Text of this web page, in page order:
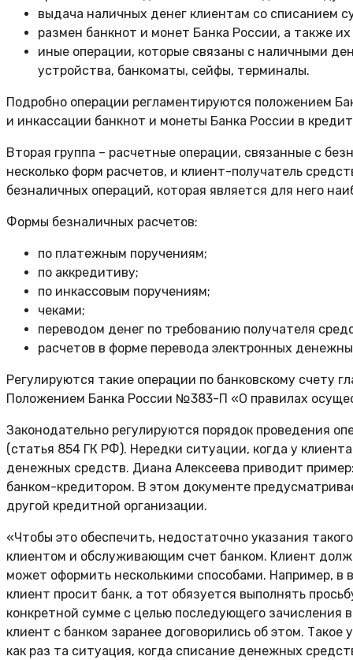
выдача наличных денег клиентам со списанием
размен банкнот и монет Банка России, а также
иные операции, которые связаны с наличными
устройства, банкоматы, сейфы, терминалы.
Подробно операции регламентируются положением
и инкассации банкнот и монеты Банка России в
Вторая группа – расчетные операции, связанные с
несколько форм расчетов, и клиент-получатель
безналичных операций, которая является для него
Формы безналичных расчетов:
по платежным поручениям;
по аккредитиву;
по инкассовым поручениям;
чеками;
переводом денег по требованию получателя
расчетов в форме перевода электронных
Регулируются такие операции по банковскому
Положением Банка России №383-П «О правилах
Законодательно регулируются порядок проведения
(статья 854 ГК РФ). Нередки ситуации, когда у
денежных средств. Диана Алексеева приводит
банком-кредитором. В этом документе
другой кредитной организации.
«Чтобы это обеспечить, недостаточно указания
клиентом и обслуживающим счет банком. Клиент
может оформить несколькими способами. Например, в
клиент просит банк, а тот обязуется выполнять
конкретной сумме с целью последующего зачисления
клиент с банком заранее договорились об этом.
как раз та ситуация, когда списание денежных